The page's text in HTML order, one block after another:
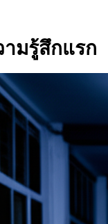
มรู้สึกแรก